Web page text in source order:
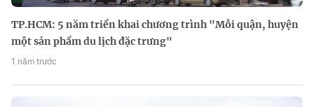
TP.HCM: 5 năm triển khai chương trình "Mỗi quận, huyện
một sản phẩm du lịch đặc trưng"
1 năm trước